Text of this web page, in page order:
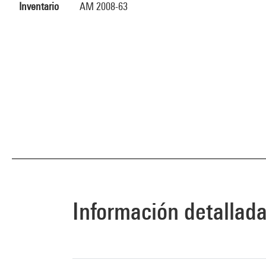
Inventario AM 2008-63
Información